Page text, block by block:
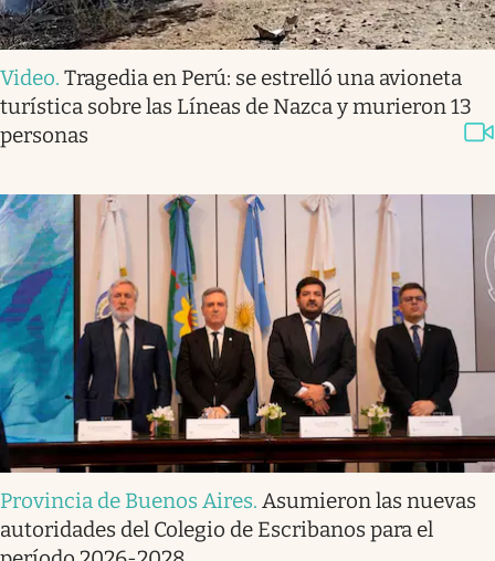
Video. Tragedia en Perú: se estrelló una avioneta
turística sobre las Líneas de Nazca y murieron 13
personas
Provincia de Buenos Aires. Asumieron las nuevas
autoridades del Colegio de Escribanos para el